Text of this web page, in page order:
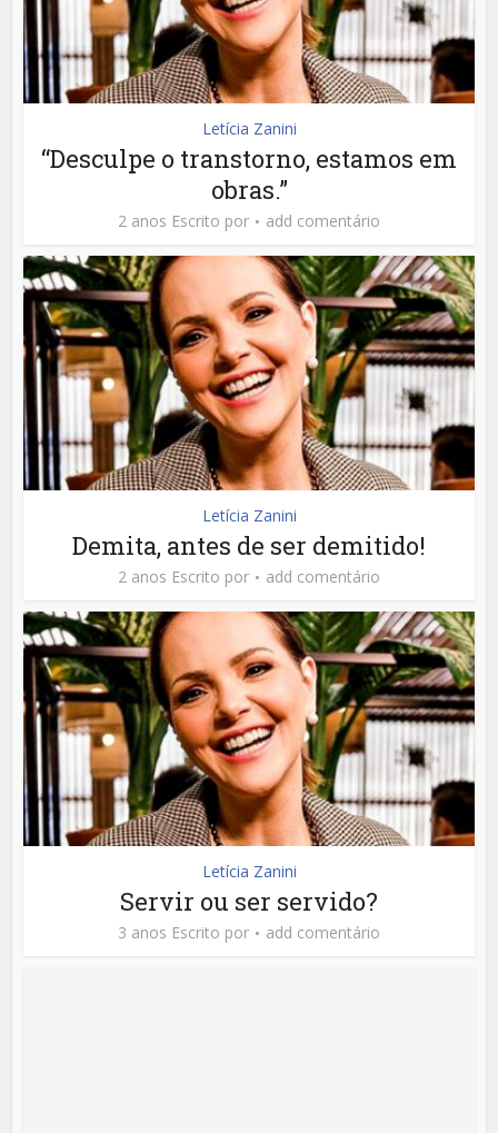
Letícia Zanini
“Desculpe o transtorno, estamos em
obras.”
2 anos Escrito por add comentário
Letícia Zanini
Demita, antes de ser demitido!
2 anos Escrito por add comentário
Letícia Zanini
Servir ou ser servido?
3 anos Escrito por add comentário